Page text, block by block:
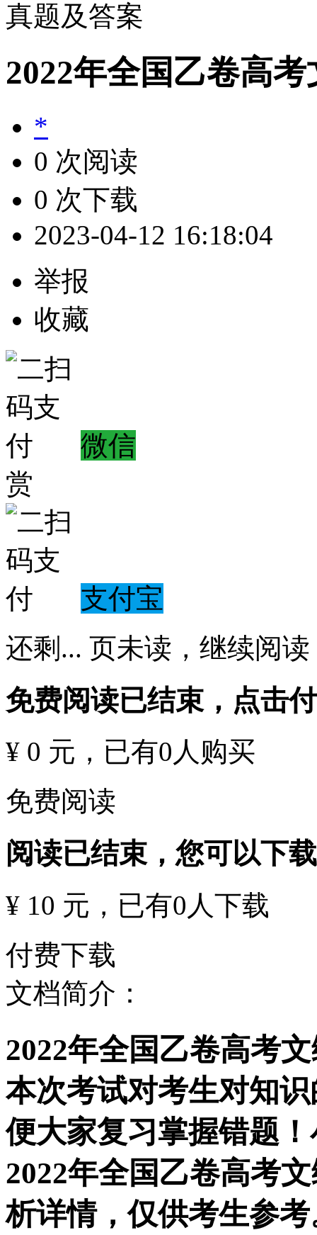
真题及答案
2022年全国乙卷高
*
0 次阅读
0 次下载
2023-04-12 16:18:04
举报
收藏
微信
赏
支付宝
还剩 ... 页未读， 继续阅读
免费阅读已结束，点击
¥ 0 元 ，已有0 人购买
免费阅读
阅读已结束，您可以下
¥ 10 元 ，已有0 人下载
付费下载
文档简介：
2022年全国乙卷高考
本次考试对考生对知
便大家复习掌握错题
2022年全国乙卷高考
析详情，仅供考生参考